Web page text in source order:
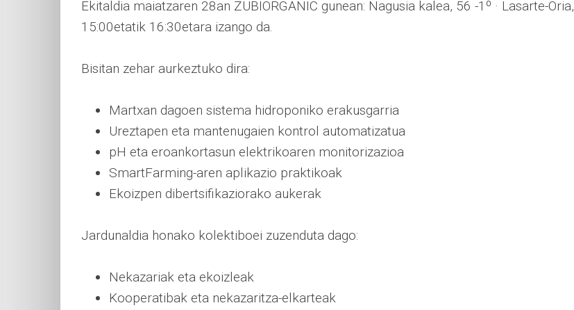
Ekitaldia maiatzaren 28an ZUBIORGANIC gunean: Nagusia kalea, 56 -1º · Lasarte-Oria,
15:00etatik 16:30etara izango da.
Bisitan zehar aurkeztuko dira:
Martxan dagoen sistema hidroponiko erakusgarria
Ureztapen eta mantenugaien kontrol automatizatua
pH eta eroankortasun elektrikoaren monitorizazioa
SmartFarming-aren aplikazio praktikoak
Ekoizpen dibertsifikaziorako aukerak
Jardunaldia honako kolektiboei zuzenduta dago:
Nekazariak eta ekoizleak
Kooperatibak eta nekazaritza-elkarteak